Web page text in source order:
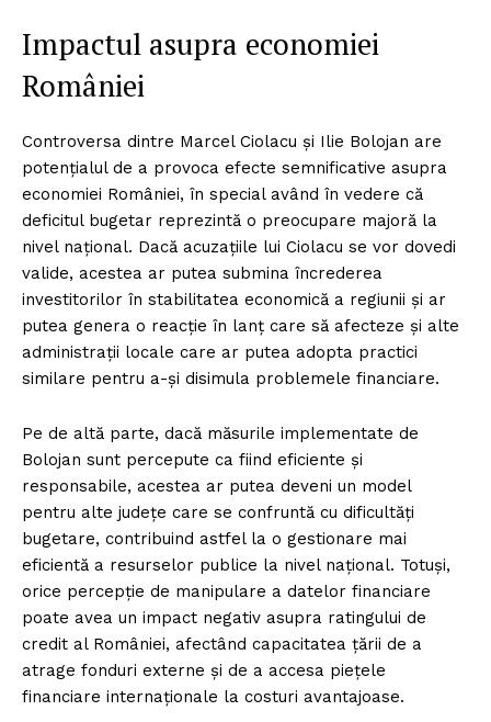
Impactul asupra economiei
României
Controversa dintre Marcel Ciolacu și Ilie Bolojan are
potențialul de a provoca efecte semnificative asupra
economiei României, în special având în vedere că
deficitul bugetar reprezintă o preocupare majoră la
nivel național. Dacă acuzațiile lui Ciolacu se vor dovedi
valide, acestea ar putea submina încrederea
investitorilor în stabilitatea economică a regiunii și ar
putea genera o reacție în lanț care să afecteze și alte
administrații locale care ar putea adopta practici
similare pentru a-și disimula problemele financiare.
Pe de altă parte, dacă măsurile implementate de
Bolojan sunt percepute ca fiind eficiente și
responsabile, acestea ar putea deveni un model
pentru alte județe care se confruntă cu dificultăți
bugetare, contribuind astfel la o gestionare mai
eficientă a resurselor publice la nivel național. Totuși,
orice percepție de manipulare a datelor financiare
poate avea un impact negativ asupra ratingului de
credit al României, afectând capacitatea țării de a
atrage fonduri externe și de a accesa piețele
financiare internaționale la costuri avantajoase.